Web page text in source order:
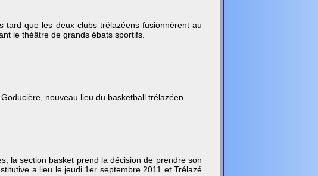
que les deux clubs trélazéens fusionnèrent au
le théâtre de grands ébats sportifs.
nouveau lieu du basketball trélazéen.
la section basket prend la décision de prendre son
a lieu le jeudi 1er septembre 2011 et Trélazé